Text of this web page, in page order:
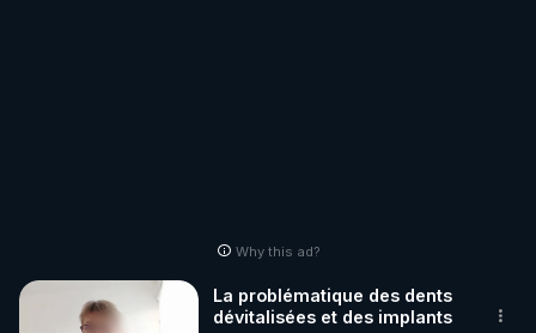
Why this ad?
La problématique des dents
dévitalisées et des implants